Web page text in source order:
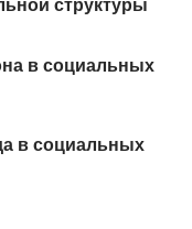
структуры
в социальных
в социальных